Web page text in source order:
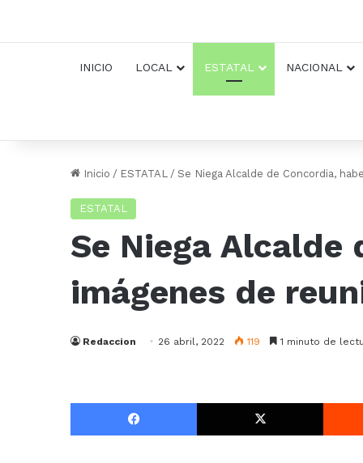
INICIO LOCAL ESTATAL NACIONAL
Inicio / ESTATAL / Se Niega Alcalde de Concordia,
ESTATAL
Se Niega Alcalde
imágenes de
Redaccion 26 abril, 2022 119 1 minuto de
Facebook X